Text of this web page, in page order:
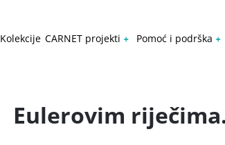
Kolekcije CARNET projekti Pomoć i podrška
Eulerovim